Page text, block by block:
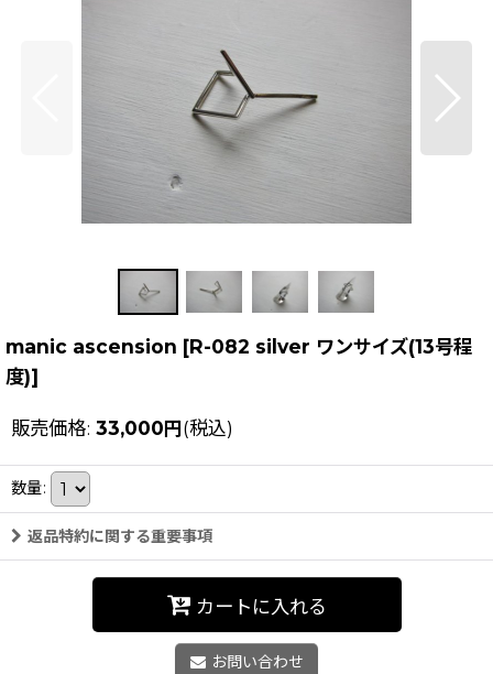
manic ascension [R-082 silver ワンサイズ(13号程
度)]
販売価格: 33,000円(税込)
数量:
返品特約に関する重要事項
カートに入れる
お問い合わせ